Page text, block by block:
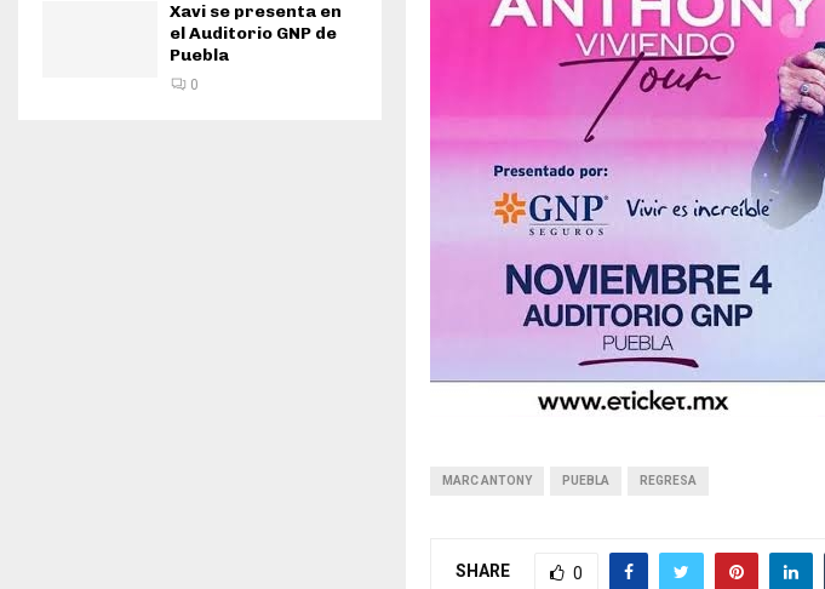
MARC ANTONY PUEBLA REGRESA
SHARE 0
Xavi se presenta en
el Auditorio GNP de
Puebla
0